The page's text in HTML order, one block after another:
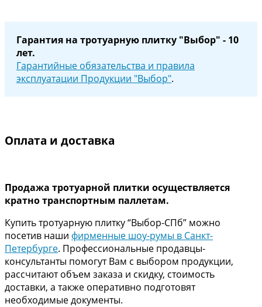
Гарантия на тротуарную плитку "Выбор" - 10
лет.
Гарантийные обязательства и правила
эксплуатации Продукции "Выбор".
Оплата и доставка
Продажа тротуарной плитки осуществляется
кратно транспортным паллетам.
Купить тротуарную плитку “Выбор-СПб” можно
посетив наши фирменные шоу-румы в Санкт-
Петербурге. Профессиональные продавцы-
консультанты помогут Вам с выбором продукции,
рассчитают объем заказа и скидку, стоимость
доставки, а также оперативно подготовят
необходимые документы.